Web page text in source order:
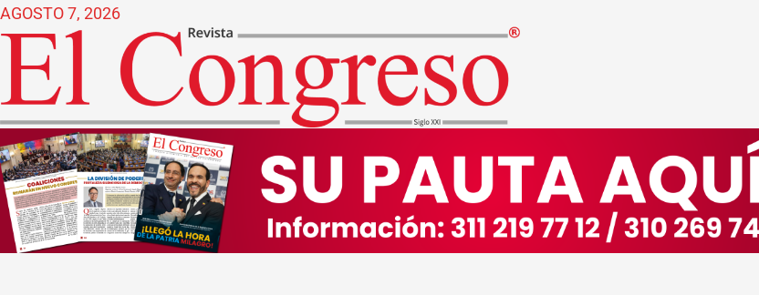
Ir
al
contenido
AGOSTO 7, 2026